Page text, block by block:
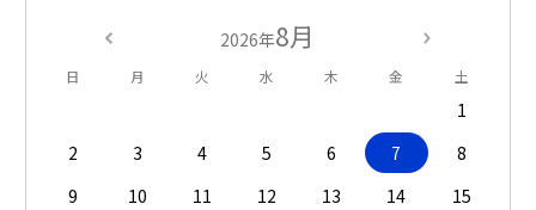
2026年8月
日 月 火 水 木 金 土
1
2
3 4 5 6 7
8
9
10 11 12 13 14
15